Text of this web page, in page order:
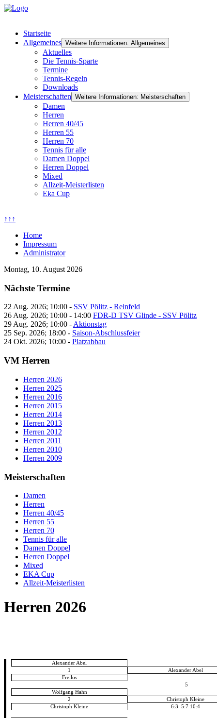
Startseite
Allgemeines Weitere Informationen: Allgemeines
Aktuelles
Die Tennis-Sparte
Termine
Tennis-Regeln
Downloads
Meisterschaften Weitere Informationen: Meisterschaften
Damen
Herren
Herren 40/45
Herren 55
Herren 70
Tennis für alle
Damen Doppel
Herren Doppel
Mixed
Allzeit-Meisterlisten
Eka Cup
↑↑↑
Home
Impressum
Administrator
Montag, 10. August 2026
Nächste Termine
22 Aug. 2026; 10:00 - SSV Pölitz - Reinfeld
26 Aug. 2026; 10:00 - 14:00 FDR-D TSV Glinde - SSV Pölitz
29 Aug. 2026; 10:00 -Aktionstag
25 Sep. 2026; 18:00 - Saison-Abschlussfeier
24 Okt. 2026; 10:00 - Platzabbau
VM Herren
Herren 2026
Herren 2025
Herren 2016
Herren 2015
Herren 2014
Herren 2013
Herren 2012
Herren 2011
Herren 2010
Herren 2009
Meisterschaften
Damen
Herren
Herren 40/45
Herren 55
Herren 70
Tennis für alle
Damen Doppel
Herren Doppel
Mixed
EKA Cup
Allzeit-Meisterlisten
Herren 2026
Alexander Abel
1
Alexander Abel
Freilos
5
Wolfgang Hahn
2
Christoph Kleine
Christoph Kleine
6:3 5:7 10:4